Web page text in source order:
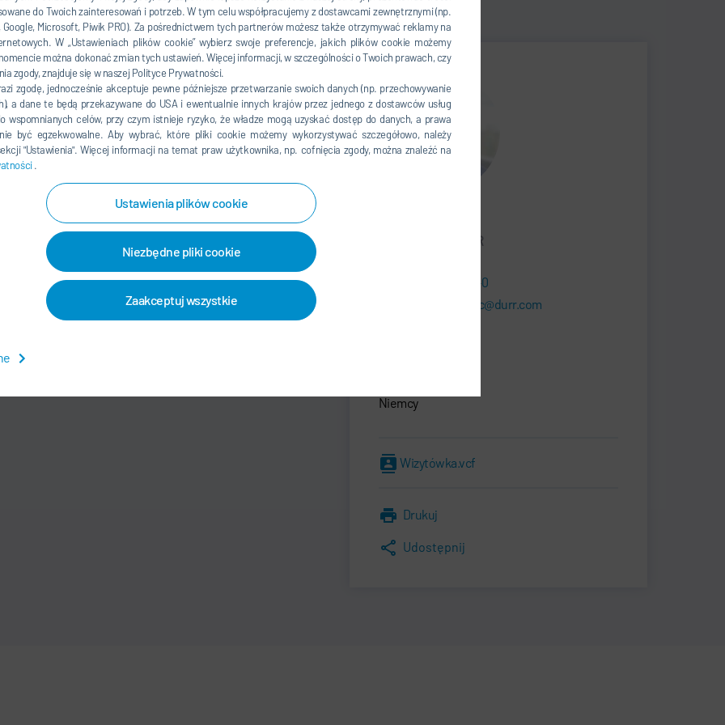
do Twoich zainteresowań i potrzeb. W tym celu współpracujemy z dostawcami zewnętrznymi (np.
Google, Microsoft, Piwik PRO). Za pośrednictwem tych partnerów możesz także otrzymywać reklamy na
W „Ustawieniach plików cookie” wybierz swoje preferencje, jakich plików cookie możemy
można dokonać zmian tych ustawień. Więcej informacji, w szczególności o Twoich prawach, czy
zgody, znajduje się w naszej Polityce Prywatności.
zgodę, jednocześnie akceptuje pewne późniejsze przetwarzanie swoich danych (np. przechowywanie
a dane te będą przekazywane do USA i ewentualnie innych krajów przez jednego z dostawców usług
wspomnianych celów, przy czym istnieje ryzyko, że władze mogą uzyskać dostęp do danych, a prawa
być egzekwowalne. Aby wybrać, które pliki cookie możemy wykorzystywać szczegółowo, należy
"Ustawienia". Więcej informacji na temat praw użytkownika, np. cofnięcia zgody, można znaleźć na
.
Ustawienia plików cookie
Niezbędne pliki cookie
Zaakceptuj wszystkie
z następującymi usługami
motoryzacyjnego i dostawcy doceniają stosowane
z naszej szerokiej wiedzy na temat optymalizacji
Skontaktuj się z nami jeszcze dziś, aby uzyskać
SERVICE MANAGER
+49 37296 547-0
support.somac@durr.com
Niemcy
Wizytówka.vcf
Drukuj
Udostępnij